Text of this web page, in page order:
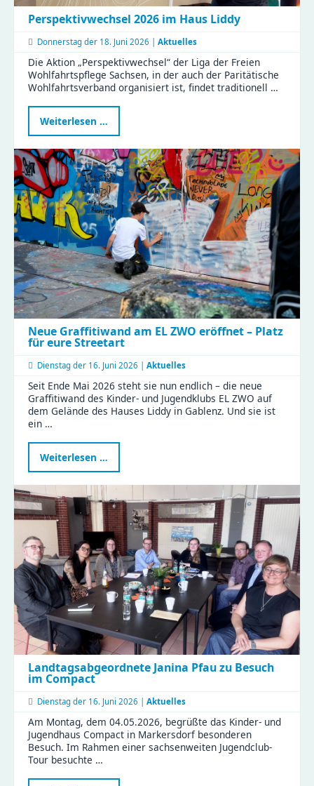
Perspektivwechsel 2026 im Haus Liddy
Donnerstag der 18. Juni 2026 | Aktuelles
Die Aktion „Perspektivwechsel“ der Liga der Freien
Wohlfahrtspflege Sachsen, in der auch der Paritätische
Wohlfahrtsverband organisiert ist, findet traditionell …
Weiterlesen …
2026
Haus
Liddy
Neue Graffitiwand am EL ZWO eröffnet – Platz
für eure Streetart
Dienstag der 16. Juni 2026 | Aktuelles
Seit Ende Mai 2026 steht sie nun endlich – die neue
Graffitiwand des Kinder- und Jugendklubs EL ZWO auf
dem Gelände des Hauses Liddy in Gablenz. Und sie ist
ein …
Weiterlesen …
Graffitiwand
am
ZWO
eröffnet
–
Platz
für
eure
Streetart
Landtagsabgeordnete Janina Pfau zu Besuch
im Compact
Dienstag der 16. Juni 2026 | Aktuelles
Am Montag, dem 04.05.2026, begrüßte das Kinder- und
Jugendhaus Compact in Markersdorf besonderen
Besuch. Im Rahmen einer sachsenweiten Jugendclub-
Tour besuchte …